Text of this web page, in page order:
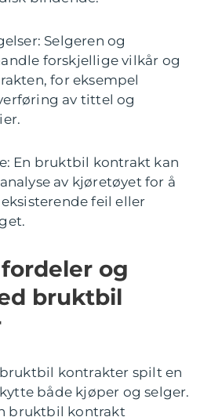
Selgeren og
forskjellige vilkår og
for eksempel
av tittel og
En bruktbil kontrakt kan
av kjøretøyet for å
feil eller
og
bruktbil
kontrakter spilt en
både kjøper og selger.
bruktbil kontrakt